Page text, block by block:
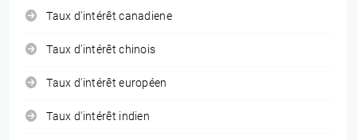
Taux d'intérêt canadiene
Taux d'intérêt chinois
Taux d'intérêt européen
Taux d'intérêt indien